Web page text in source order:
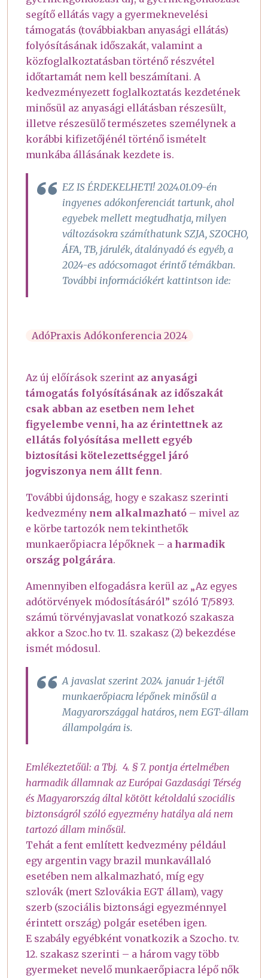
segítő ellátás vagy a gyermeknevelési
támogatás (továbbiakban anyasági ellátás)
folyósításának időszakát, valamint a
közfoglalkoztatásban történő részvétel
időtartamát nem kell beszámítani. A
kedvezményezett foglalkoztatás kezdetének
minősül az anyasági ellátásban részesült,
illetve részesülő természetes személynek a
korábbi kifizetőjénél történő ismételt
munkába állásának kezdete is.
EZ IS ÉRDEKELHETI! 2024.01.09-én
ingyenes adókonferenciát tartunk, ahol
egyebek mellett megtudhatja, milyen
változásokra számíthatunk SZJA, SZOCHO,
ÁFA, TB, járulék, átalányadó és egyéb, a
2024-es adócsomagot érintő témákban.
További információkért kattintson ide:
AdóPraxis Adókonferencia 2024
Az új előírások szerint az anyasági
támogatás folyósításának az időszakát
csak abban az esetben nem lehet
figyelembe venni, ha az érintettnek az
ellátás folyósítása mellett egyéb
biztosítási kötelezettséggel járó
jogviszonya nem állt fenn.
További újdonság, hogy e szakasz szerinti
kedvezmény nem alkalmazható – mivel az
e körbe tartozók nem tekinthetők
munkaerőpiacra lépőknek – a harmadik
ország polgárára.
Amennyiben elfogadásra kerül az „Az egyes
adótörvények módosításáról” szóló T/5893.
számú törvényjavaslat vonatkozó szakasza
akkor a Szoc.ho tv. 11. szakasz (2) bekezdése
ismét módosul.
A javaslat szerint 2024. január 1-jétől
munkaerőpiacra lépőnek minősül a
Magyarországgal határos, nem EGT-állam
állampolgára is.
Emlékeztetőül: a Tbj. 4. § 7. pontja értelmében
harmadik államnak az Európai Gazdasági Térség
és Magyarország által kötött kétoldalú szociális
biztonságról szóló egyezmény hatálya alá nem
tartozó állam minősül.
Tehát a fent említett kedvezmény például
egy argentin vagy brazil munkavállaló
esetében nem alkalmazható, míg egy
szlovák (mert Szlovákia EGT állam), vagy
szerb (szociális biztonsági egyezménnyel
érintett ország) polgár esetében igen.
E szabály egyébként vonatkozik a Szocho. tv.
12. szakasz szerinti – a három vagy több
gyermeket nevelő munkaerőpiacra lépő nők